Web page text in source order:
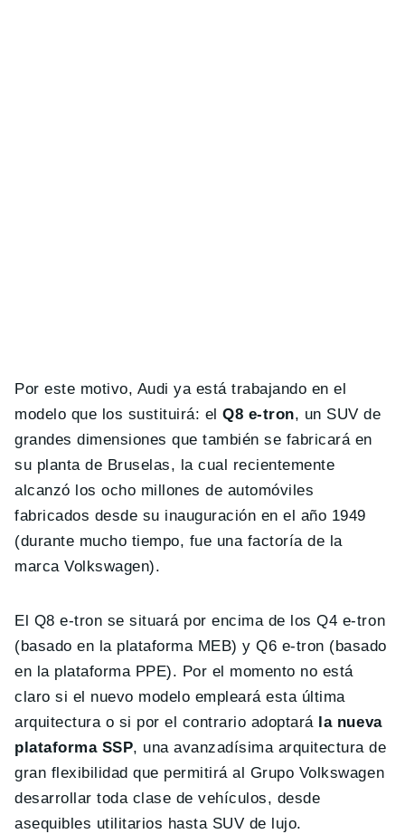
Por este motivo, Audi ya está trabajando en el
modelo que los sustituirá: elQ8 e-tron, un SUV de
grandes dimensiones que también se fabricará en
su planta de Bruselas, la cual recientemente
alcanzó los ocho millones de automóviles
fabricados desde su inauguración en el año 1949
(durante mucho tiempo, fue una factoría de la
marca Volkswagen).
El Q8 e-tron se situará por encima de los Q4 e-tron
(basado en la plataforma MEB) y Q6 e-tron (basado
en la plataforma PPE). Por el momento no está
claro si el nuevo modelo empleará esta última
arquitectura o si por el contrario adoptarála nueva
plataforma SSP, una avanzadísima arquitectura de
gran flexibilidad que permitirá al Grupo Volkswagen
desarrollar toda clase de vehículos, desde
asequibles utilitarios hasta SUV de lujo.